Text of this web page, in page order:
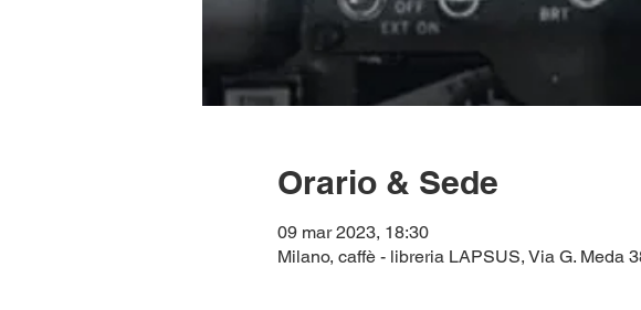
Orario & Sede
09 mar 2023, 18:30
Milano, caffè - libreria LAPSUS, Via G. Meda